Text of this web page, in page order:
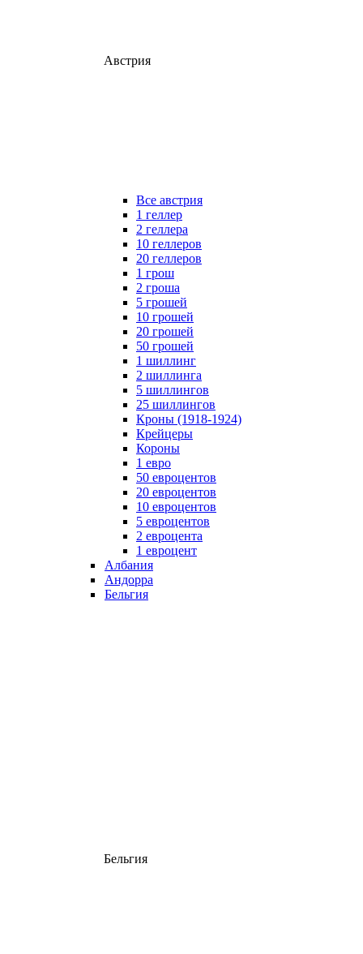
Австрия
Все австрия
1 геллер
2 геллера
10 геллеров
20 геллеров
1 грош
2 гроша
5 грошей
10 грошей
20 грошей
50 грошей
1 шиллинг
2 шиллинга
5 шиллингов
25 шиллингов
Кроны (1918-1924)
Крейцеры
Короны
1 евро
50 евроцентов
20 евроцентов
10 евроцентов
5 евроцентов
2 евроцента
1 евроцент
Албания
Андорра
Бельгия
Бельгия